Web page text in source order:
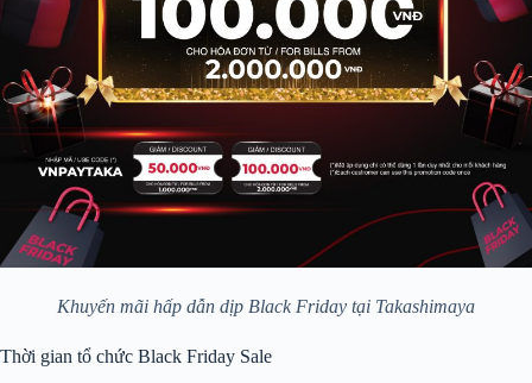
Khuyến mãi hấp dẫn dịp Black Friday tại Takashimaya
Thời gian tổ chức Black Friday Sale